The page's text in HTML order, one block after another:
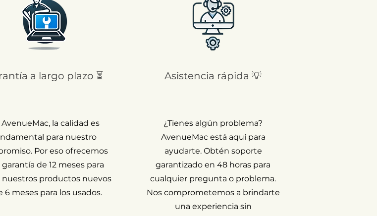
a largo plazo ⏳
AvenueMac, la calidad es
para nuestro
Por eso ofrecemos
de 12 meses para
productos nuevos
6 meses para los usados.
Asistencia rápida 💡
¿Tienes algún problema?
AvenueMac está aquí para
ayudarte. Obtén soporte
garantizado en 48 horas para
cualquier pregunta o problema.
Nos comprometemos a brindarte
una experiencia sin